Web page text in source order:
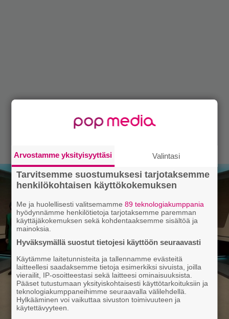
Arvostamme yksityisyyttäsi Valintasi
Tarvitsemme suostumuksesi tarjotaksemme
henkilökohtaisen käyttökokemuksen
Me ja huolellisesti valitsemamme89 teknologiakumppania
hyödynnämme henkilötietoja tarjotaksemme paremman
käyttäjäkokemuksen sekä kohdentaaksemme sisältöä ja
mainoksia.
Hyväksymällä suostut tietojesi käyttöön seuraavasti
Käytämme laitetunnisteita ja tallennamme evästeitä
laitteellesi saadaksemme tietoja esimerkiksi sivuista, joilla
vierailit, IP-osoitteestasi sekä laitteesi ominaisuuksista.
Pääset tutustumaan yksityiskohtaisesti käyttötarkoituksiin ja
teknologiakumppaneihimme seuraavalla välilehdellä.
Hylkääminen voi vaikuttaa sivuston toimivuuteen ja
käytettävyyteen.